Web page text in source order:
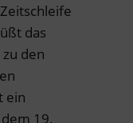
das
den
ein
19.